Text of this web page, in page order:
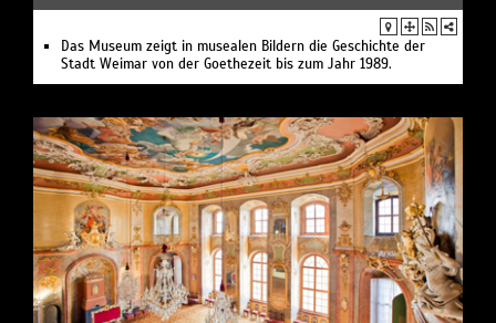
Das Museum zeigt in musealen Bildern die Geschichte der
Stadt Weimar von der Goethezeit bis zum Jahr 1989.